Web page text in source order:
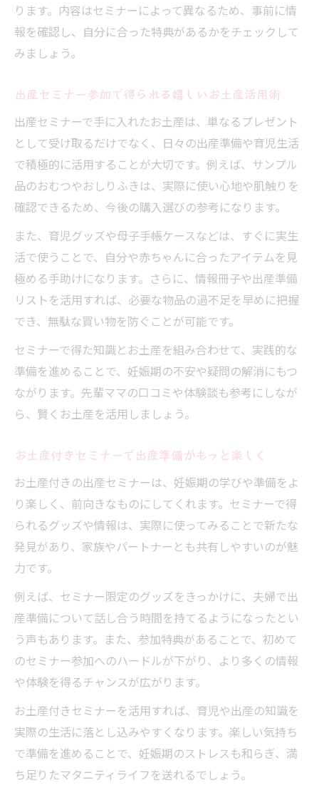
ります。内容はセミナーによって異なるため、事前に情
報を確認し、自分に合った特典があるかをチェックして
みましょう。
出産セミナー参加で得られる嬉しいお土産活用術
出産セミナーで手に入れたお土産は、単なるプレゼント
として受け取るだけでなく、日々の出産準備や育児生活
で積極的に活用することが大切です。例えば、サンプル
品のおむつやおしりふきは、実際に使い心地や肌触りを
確認できるため、今後の購入選びの参考になります。
また、育児グッズや母子手帳ケースなどは、すぐに実生
活で使うことで、自分や赤ちゃんに合ったアイテムを見
極める手助けになります。さらに、情報冊子や出産準備
リストを活用すれば、必要な物品の過不足を早めに把握
でき、無駄な買い物を防ぐことが可能です。
セミナーで得た知識とお土産を組み合わせて、実践的な
準備を進めることで、妊娠期の不安や疑問の解消にもつ
ながります。先輩ママの口コミや体験談も参考にしなが
ら、賢くお土産を活用しましょう。
お土産付きセミナーで出産準備がもっと楽しく
お土産付きの出産セミナーは、妊娠期の学びや準備をよ
り楽しく、前向きなものにしてくれます。セミナーで得
られるグッズや情報は、実際に使ってみることで新たな
発見があり、家族やパートナーとも共有しやすいのが魅
力です。
例えば、セミナー限定のグッズをきっかけに、夫婦で出
産準備について話し合う時間を持てるようになったとい
う声もあります。また、参加特典があることで、初めて
のセミナー参加へのハードルが下がり、より多くの情報
や体験を得るチャンスが広がります。
お土産付きセミナーを活用すれば、育児や出産の知識を
実際の生活に落とし込みやすくなります。楽しい気持ち
で準備を進めることで、妊娠期のストレスも和らぎ、満
ち足りたマタニティライフを送れるでしょう。